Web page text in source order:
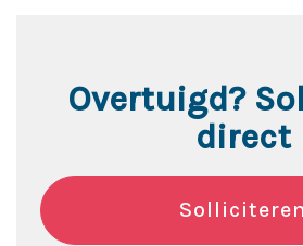
Overtuigd?
direct
Solliciteren